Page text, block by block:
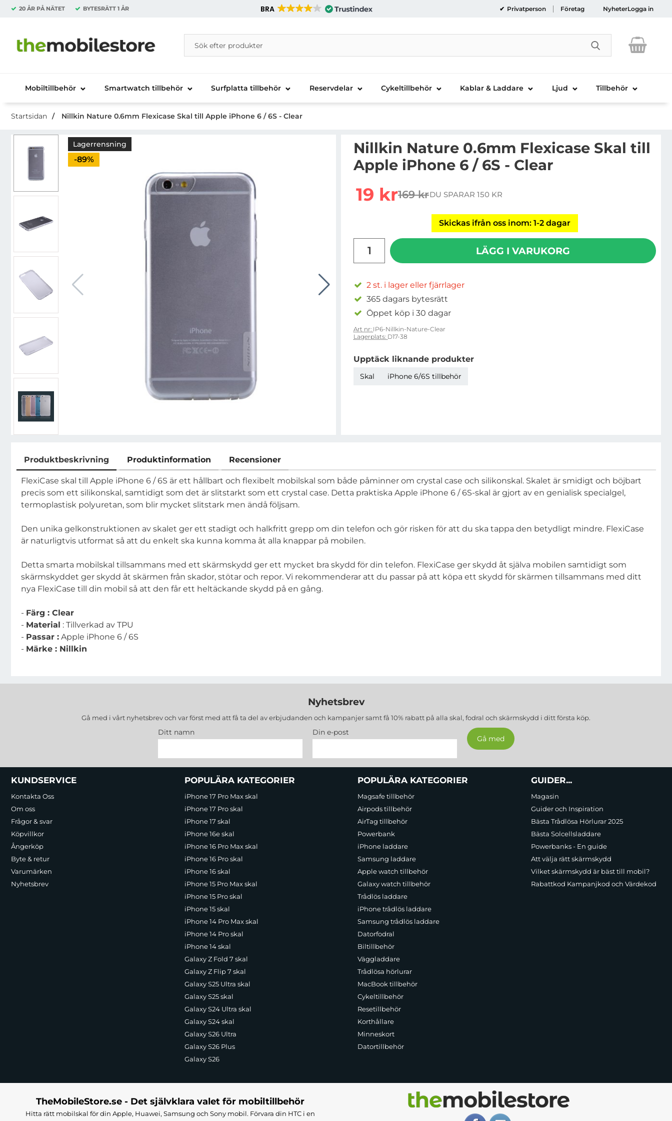
20 ÅR PÅ NÄTET BYTESRÄTT 1 ÅR BRA Privatperson Företag NyheterLogga in
Startsidan för Danira Telecom AB
Sök
Sök på Danira Telecom AB
Genomför
Mobiltillbehör Smartwatch tillbehör Surfplatta tillbehör Reservdelar Cykeltillbehör Kablar & Laddare Ljud Tillbehör
Startsidan Nillkin Nature 0.6mm Flexicase Skal till Apple iPhone 6 / 6S - Clear
Lagerrensning
Priset är nedsatt med
-89%
Nillkin Nature 0.6mm Flexicase Skal till
Apple iPhone 6 / 6S - Clear
rea pris
19 krtidigare pris
169 krDU SPARAR 150 KR
Skickas ifrån oss inom: 1-2 dagar
LÄGG I VARUKORG
2 st. i lager eller fjärrlager
365 dagars bytesrätt
Öppet köp i 30 dagar
Art nr: IP6-Nillkin-Nature-Clear
Lagerplats: D17-38
Upptäck liknande produkter
Skal iPhone 6/6S tillbehör
Produktbeskrivning Produktinformation Recensioner
Produktbeskrivning
FlexiCase skal till Apple iPhone 6 / 6S är ett hållbart och flexibelt mobilskal som både påminner om crystal case och silikonskal. Skalet är smidigt och böjbart
precis som ett silikonskal, samtidigt som det är slitstarkt som ett crystal case. Detta praktiska Apple iPhone 6 / 6S-skal är gjort av en genialisk specialgel,
termoplastisk polyuretan, som blir mycket slitstark men ändå följsam.
Den unika gelkonstruktionen av skalet ger ett stadigt och halkfritt grepp om din telefon och gör risken för att du ska tappa den betydligt mindre. FlexiCase
är naturligtvis utformat så att du enkelt ska kunna komma åt alla knappar på mobilen.
Detta smarta mobilskal tillsammans med ett skärmskydd ger ett mycket bra skydd för din telefon. FlexiCase ger skydd åt själva mobilen samtidigt som
skärmskyddet ger skydd åt skärmen från skador, stötar och repor. Vi rekommenderar att du passar på att köpa ett skydd för skärmen tillsammans med ditt
nya FlexiCase till din mobil så att den får ett heltäckande skydd på en gång.
- Färg : Clear
- Material : Tillverkad av TPU
- Passar : Apple iPhone 6 / 6S
- Märke : Nillkin
Nyhetsbrev
Gå med i vårt nyhetsbrev och var först med att få ta del av erbjudanden och kampanjer samt få 10% rabatt på alla skal, fodral och skärmskydd i ditt första köp.
Ditt namn Din e-post
Sidfot Blandad info och länkar
KUNDSERVICE
Kontakta Oss
Om oss
Frågor & svar
Köpvillkor
Ångerköp
Byte & retur
Varumärken
Nyhetsbrev
POPULÄRA KATEGORIER
iPhone 17 Pro Max skal
iPhone 17 Pro skal
iPhone 17 skal
iPhone 16e skal
iPhone 16 Pro Max skal
iPhone 16 Pro skal
iPhone 16 skal
iPhone 15 Pro Max skal
iPhone 15 Pro skal
iPhone 15 skal
iPhone 14 Pro Max skal
iPhone 14 Pro skal
iPhone 14 skal
Galaxy Z Fold 7 skal
Galaxy Z Flip 7 skal
Galaxy S25 Ultra skal
Galaxy S25 skal
Galaxy S24 Ultra skal
Galaxy S24 skal
Galaxy S26 Ultra
Galaxy S26 Plus
Galaxy S26
POPULÄRA KATEGORIER
Magsafe tillbehör
Airpods tillbehör
AirTag tillbehör
Powerbank
iPhone laddare
Samsung laddare
Apple watch tillbehör
Galaxy watch tillbehör
Trådlös laddare
iPhone trådlös laddare
Samsung trådlös laddare
Datorfodral
Biltillbehör
Väggladdare
Trådlösa hörlurar
MacBook tillbehör
Cykeltillbehör
Resetillbehör
Korthållare
Minneskort
Datortillbehör
GUIDER...
Magasin
Guider och Inspiration
Bästa Trådlösa Hörlurar 2025
Bästa Solcellsladdare
Powerbanks - En guide
Att välja rätt skärmskydd
Vilket skärmskydd är bäst till mobil?
Rabattkod Kampanjkod och Värdekod
TheMobileStore.se - Det självklara valet för mobiltillbehör
Hitta rätt mobilskal för din Apple, Huawei, Samsung och Sony mobil. Förvara din HTC i en